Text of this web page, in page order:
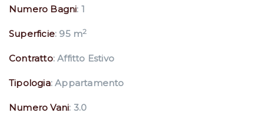
Numero Bagni: 1
Superficie: 95 m2
Contratto: Affitto Estivo
Tipologia: Appartamento
Numero Vani: 3.0